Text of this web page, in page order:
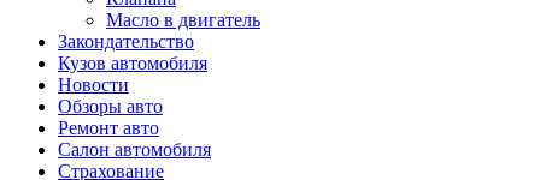
Масло в двигатель
Закондательство
Кузов автомобиля
Новости
Обзоры авто
Ремонт авто
Салон автомобиля
Страхование